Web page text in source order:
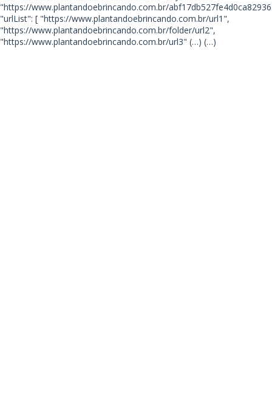
"https://www.plantandoebrincando.com.br/
"urlList": [ "https://www.plantandoebrincando.com.br/url1",
"https://www.plantandoebrincando.com.br/folder/url2",
"https://www.plantandoebrincando.com.br/url3" (…) (…)